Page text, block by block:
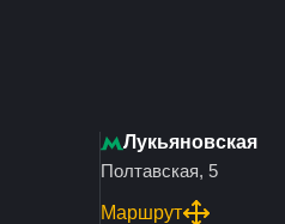
Лукьяновская
Полтавская, 5
Маршрут